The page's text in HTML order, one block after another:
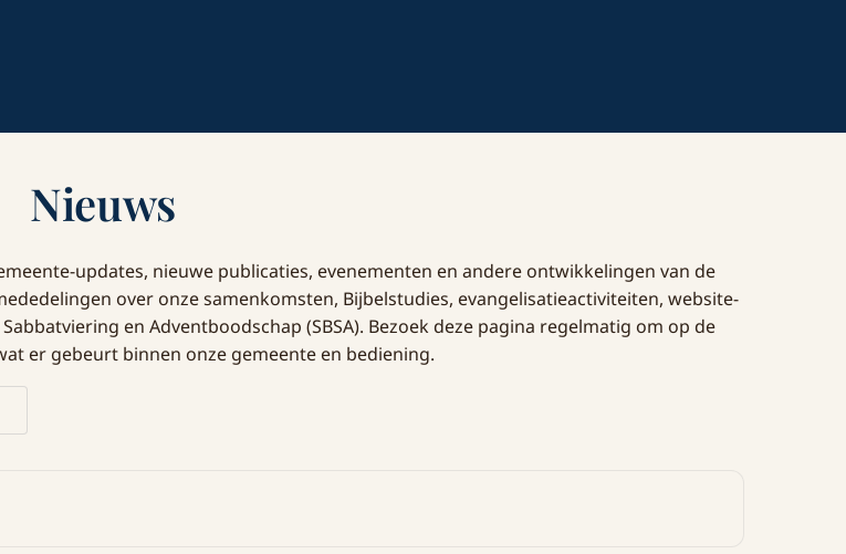
Nieuws
updates, nieuwe publicaties, evenementen en andere ontwikkelingen van de
over onze samenkomsten, Bijbelstudies, evangelisatieactiviteiten, website-
en Adventboodschap (SBSA). Bezoek deze pagina regelmatig om op de
er gebeurt binnen onze gemeente en bediening.